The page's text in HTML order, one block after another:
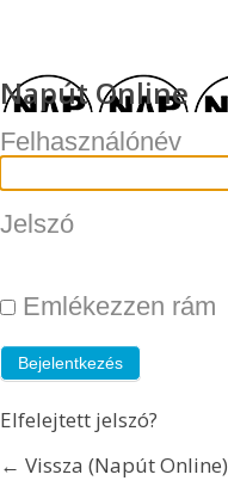
Napút Online
Felhasználónév
Jelszó
Emlékezzen rám
Elfelejtett jelszó?
← Vissza (Napút Online)